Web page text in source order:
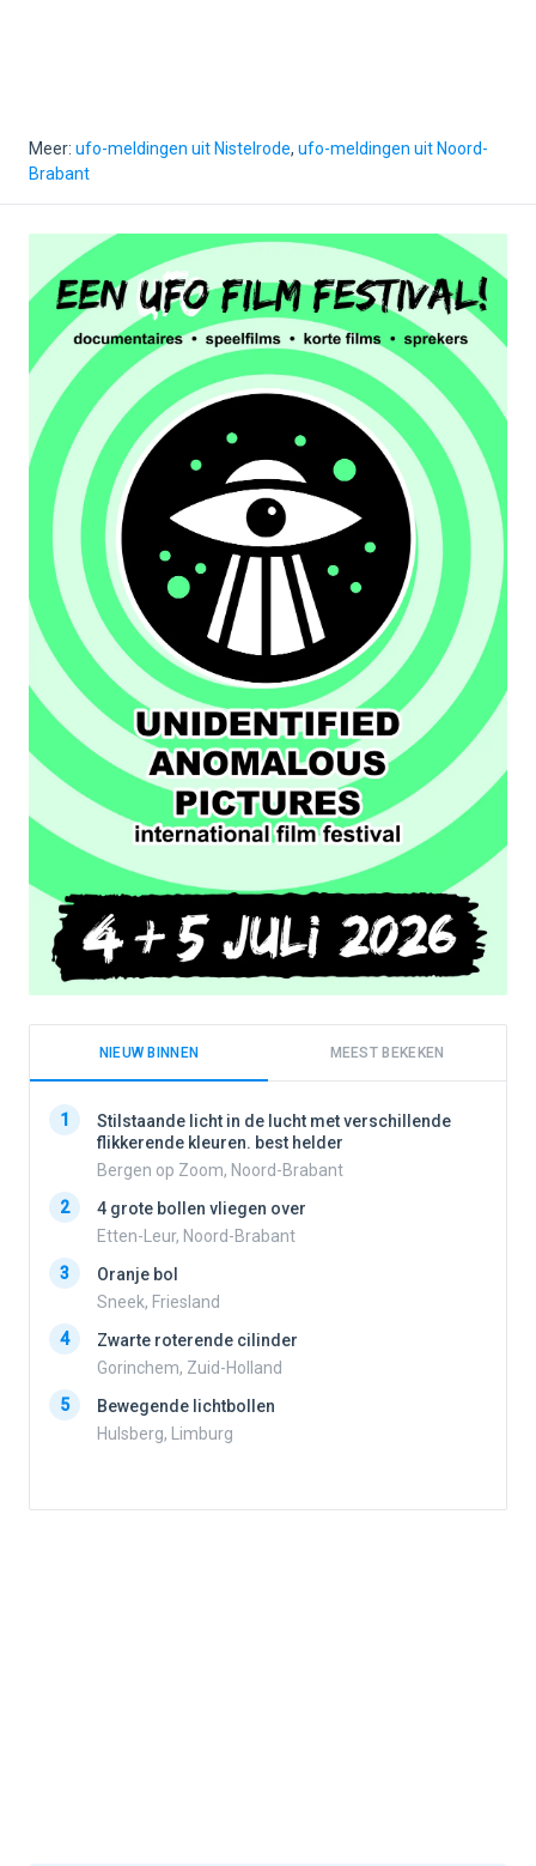
Meer: ufo-meldingen uit Nistelrode, ufo-meldingen uit Noord-
Brabant
NIEUW BINNEN MEEST BEKEKEN
1
Stilstaande licht in de lucht met verschillende
flikkerende kleuren. best helder
Bergen op Zoom, Noord-Brabant
2
4 grote bollen vliegen over
Etten-Leur, Noord-Brabant
3
Oranje bol
Sneek, Friesland
4
Zwarte roterende cilinder
Gorinchem, Zuid-Holland
5
Bewegende lichtbollen
Hulsberg, Limburg